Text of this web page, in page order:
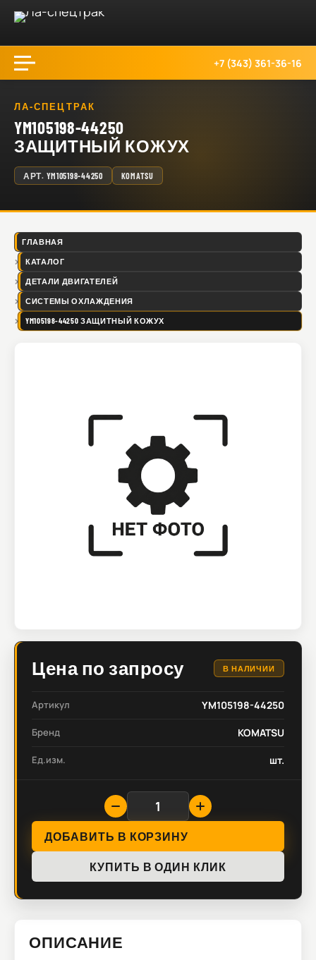
+7 (343) 361-36-16
ЛА-СПЕЦТРАК
YM105198-44250
ЗАЩИТНЫЙ КОЖУХ
АРТ. YM105198-44250 KOMATSU
ГЛАВНАЯ
КАТАЛОГ
ДЕТАЛИ ДВИГАТЕЛЕЙ
СИСТЕМЫ ОХЛАЖДЕНИЯ
YM105198-44250 ЗАЩИТНЫЙ КОЖУХ
Цена по запросу В НАЛИЧИИ
Артикул YM105198-44250
Бренд KOMATSU
Ед.изм. шт.
ДОБАВИТЬ В КОРЗИНУ
КУПИТЬ В ОДИН КЛИК
ОПИСАНИЕ